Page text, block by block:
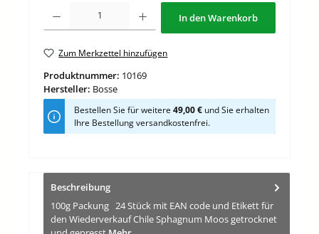
Produkt Anzahl: Gib den gewünschten Wert ein oder benutze die Schaltflächen
In den Warenkorb
Zum Merkzettel hinzufügen
Produktnummer: 10169
Hersteller: Bosse
Bestellen Sie für weitere49,00 € und Sie erhalten
Ihre Bestellung versandkostenfrei.
Beschreibung
100g Packung 24 Stück mit EAN code und Etikett für
den Wiederverkauf Chile Sphagnum Moos getrocknet